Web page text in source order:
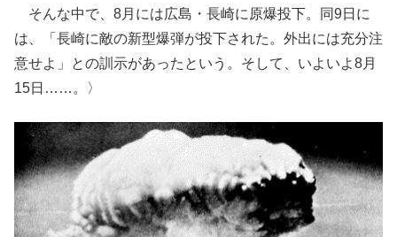
そんな中で、8月には広島・長崎に原爆投下。同9日に
は、「長崎に敵の新型爆弾が投下された。外出には充分注
意せよ」との訓示があったという。そして、いよいよ8月
15日……。〉